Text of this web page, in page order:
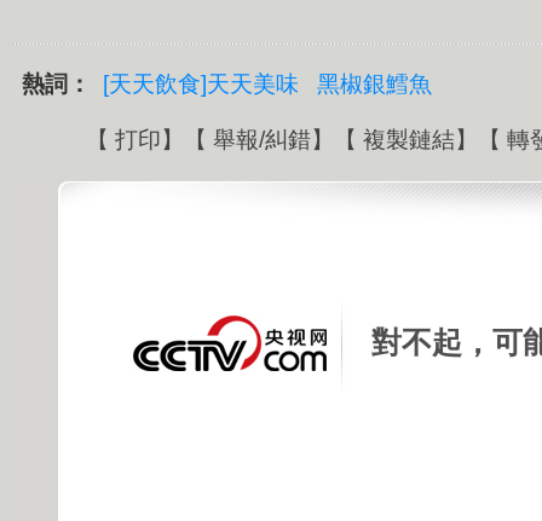
熱詞： [天天飲食]天天美味 黑椒銀鱈魚
【 打印】【 舉報/糾錯】【 複製鏈結】【 轉
對不起，可